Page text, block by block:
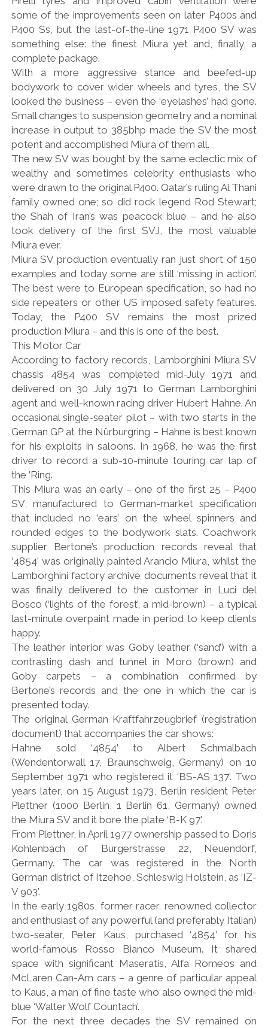
some of the improvements seen on later P400s and
P400 Ss, but the last-of-the-line 1971 P400 SV was
something else: the finest Miura yet and, finally, a
complete package.
With a more aggressive stance and beefed-up
bodywork to cover wider wheels and tyres, the SV
looked the business – even the ‘eyelashes’ had gone.
Small changes to suspension geometry and a nominal
increase in output to 385bhp made the SV the most
potent and accomplished Miura of them all.
The new SV was bought by the same eclectic mix of
wealthy and sometimes celebrity enthusiasts who
were drawn to the original P400. Qatar’s ruling Al Thani
family owned one; so did rock legend Rod Stewart;
the Shah of Iran’s was peacock blue – and he also
took delivery of the first SVJ, the most valuable
Miura ever.
Miura SV production eventually ran just short of 150
examples and today some are still ‘missing in action’.
The best were to European specification, so had no
side repeaters or other US imposed safety features.
Today, the P400 SV remains the most prized
production Miura – and this is one of the best.
This Motor Car
According to factory records, Lamborghini Miura SV
chassis 4854 was completed mid-July 1971 and
delivered on 30 July 1971 to German Lamborghini
agent and well-known racing driver Hubert Hahne. An
occasional single-seater pilot – with two starts in the
German GP at the Nürburgring – Hahne is best known
for his exploits in saloons. In 1968, he was the first
driver to record a sub-10-minute touring car lap of
the ’Ring.
This Miura was an early – one of the first 25 – P400
SV, manufactured to German-market specification
that included no ‘ears’ on the wheel spinners and
rounded edges to the bodywork slats. Coachwork
supplier Bertone’s production records reveal that
‘4854’ was originally painted Arancio Miura, whilst the
Lamborghini factory archive documents reveal that it
was finally delivered to the customer in Luci del
Bosco (‘lights of the forest’, a mid-brown) – a typical
last-minute overpaint made in period to keep clients
happy.
The leather interior was Goby leather (‘sand’) with a
contrasting dash and tunnel in Moro (brown) and
Goby carpets – a combination confirmed by
Bertone’s records and the one in which the car is
presented today.
The original German Kraftfahrzeugbrief (registration
document) that accompanies the car shows:
Hahne sold ‘4854’ to Albert Schmalbach
(Wendentorwall 17, Braunschweig, Germany) on 10
September 1971 who registered it ‘BS-AS 137’. Two
years later, on 15 August 1973, Berlin resident Peter
Plettner (1000 Berlin, 1 Berlin 61, Germany) owned
the Miura SV and it bore the plate ‘B-K 97’.
From Plettner, in April 1977 ownership passed to Doris
Kohlenbach of Burgerstrasse 22, Neuendorf,
Germany. The car was registered in the North
German district of Itzehoe, Schleswig Holstein, as ‘IZ-
V 903’.
In the early 1980s, former racer, renowned collector
and enthusiast of any powerful (and preferably Italian)
two-seater, Peter Kaus, purchased ‘4854’ for his
world-famous Rosso Bianco Museum. It shared
space with significant Maseratis, Alfa Romeos and
McLaren Can-Am cars – a genre of particular appeal
to Kaus, a man of fine taste who also owned the mid-
blue ‘Walter Wolf Countach’.
For the next three decades the SV remained on